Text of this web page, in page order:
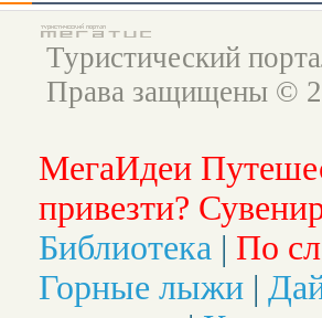
Туристический
Права защищены ©
МегаИдеи
привезти?
Библиотека | По
Горные лыжи |